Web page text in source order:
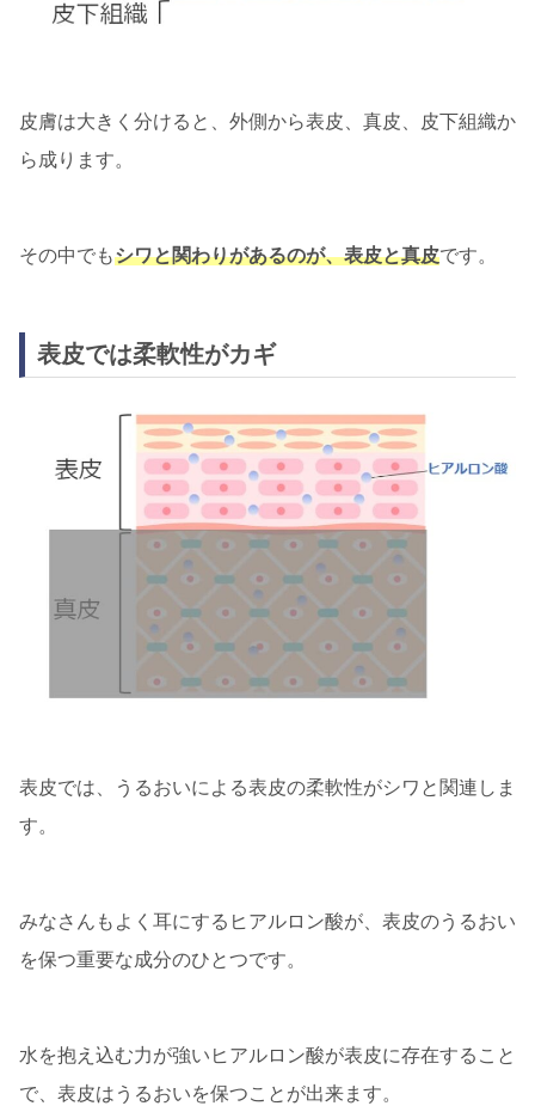
皮膚は大きく分けると、外側から表皮、真皮、皮下組織か
ら成ります。
その中でもシワと関わりがあるのが、表皮と真皮です。
表皮では柔軟性がカギ
表皮では、うるおいによる表皮の柔軟性がシワと関連しま
す。
みなさんもよく耳にするヒアルロン酸が、表皮のうるおい
を保つ重要な成分のひとつです。
水を抱え込む力が強いヒアルロン酸が表皮に存在すること
で、表皮はうるおいを保つことが出来ます。